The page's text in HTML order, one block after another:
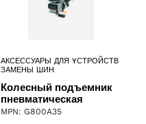
АКСЕССУАРЫ ДЛЯ YСТРОЙСТВ
ЗАМЕНЫ ШИН
Колесный подъемник
пневматическая
MPN: G800A35